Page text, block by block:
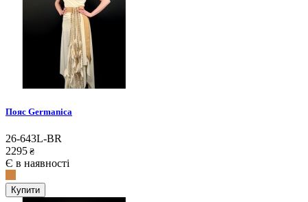
Пояс Germanica
26-643L-BR
2295 ₴
Є в наявності
Купити